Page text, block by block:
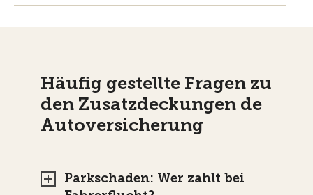
Häufig gestellte Fragen zu
den Zusatzdeckungen de
Autoversicherung
Parkschaden: Wer zahlt bei